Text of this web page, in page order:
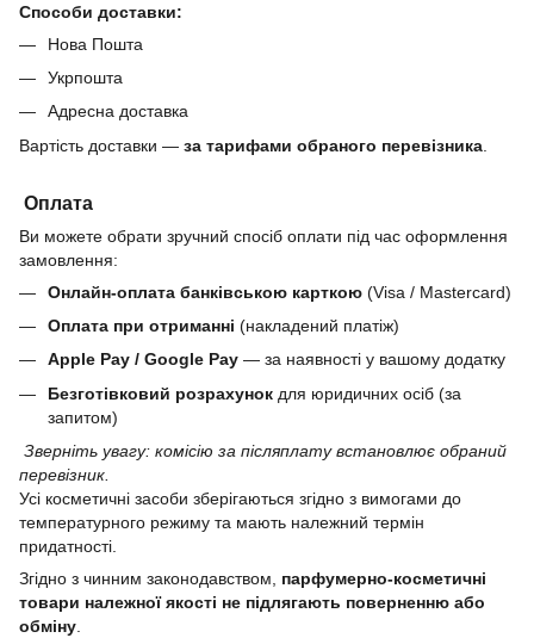
Способи доставки:
Нова Пошта
Укрпошта
Адресна доставка
Вартість доставки — за тарифами обраного перевізника
Оплата
Ви можете обрати зручний спосіб оплати під час оформлення
замовлення:
Онлайн-оплата банківською карткою (Visa / Mastercard)
Оплата при отриманні (накладений платіж)
Apple Pay / Google Pay — за наявності у вашому додатку
Безготівковий розрахунок для юридичних осіб (за
запитом)
Зверніть увагу: комісію за післяплату встановлює обраний
перевізник.
Усі косметичні засоби зберігаються згідно з вимогами до
температурного режиму та мають належний термін
придатності.
Згідно з чинним законодавством, парфумерно-косметичні
товари належної якості не підлягають поверненню або
обміну.